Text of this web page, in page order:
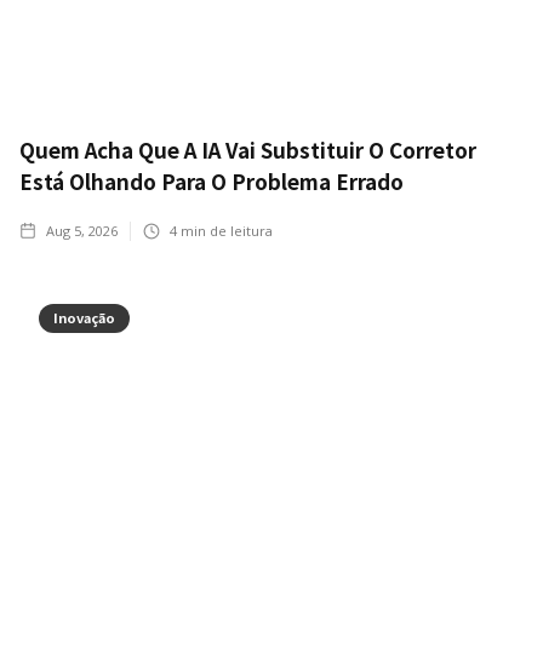
Quem Acha Que A IA Vai Substituir O Corretor
Está Olhando Para O Problema Errado
Aug 5, 2026 4 min de leitura
Inovação